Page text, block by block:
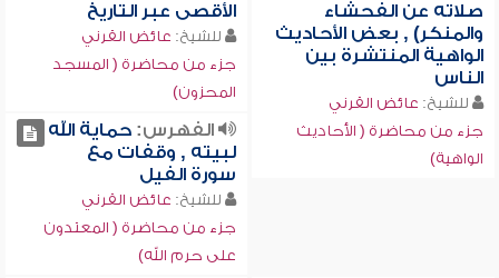
صلاته عن الفحشاء
والمنكر) , بعض الأحاديث
الواهية المنتشرة بين
الناس
للشيخ: عائض القرني
جزء من محاضرة ( الأحاديث
الواهية)
الأقصى عبر التاريخ
للشيخ: عائض القرني
جزء من محاضرة ( المسجد
المحزون)
الفهرس:حماية الله
لبيته , وقفات مع
سورة الفيل
للشيخ: عائض القرني
جزء من محاضرة ( المعتدون
على حرم الله)